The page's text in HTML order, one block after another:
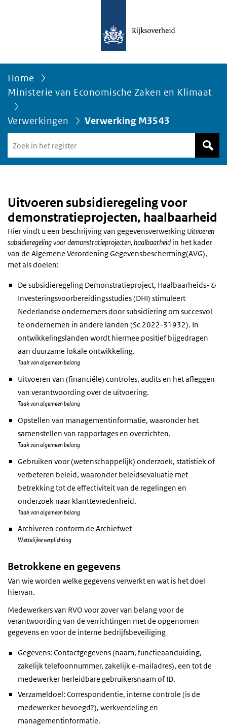
Home
Ministerie van Economische Zaken en Klimaat
Verwerkingen Verwerking M3543
in
het
Uitvoeren subsidieregeling voor
demonstratieprojecten, haalbaarheid
Hier vindt u een beschrijving van gegevensverwerking Uitvoeren
subsidieregeling voor demonstratieprojecten, haalbaarheid in het kader
van de Algemene Verordening Gegevensbescherming(AVG),
met als doelen:
De subsidieregeling Demonstratieproject, Haalbaarheids- &
Investeringsvoorbereidingsstudies (DHI) stimuleert
Nederlandse ondernemers door subsidiering om succesvol
te ondernemen in andere landen (Sc 2022-31932). In
ontwikkelingslanden wordt hiermee positief bijgedragen
aan duurzame lokale ontwikkeling.
Taak van algemeen belang
Uitvoeren van (financiële) controles, audits en het afleggen
van verantwoording over de uitvoering.
Taak van algemeen belang
Opstellen van managementinformatie, waaronder het
samenstellen van rapportages en overzichten.
Taak van algemeen belang
Gebruiken voor (wetenschappelijk) onderzoek, statistiek of
verbeteren beleid, waaronder beleidsevaluatie met
betrekking tot de effectiviteit van de regelingen en
onderzoek naar klanttevredenheid.
Taak van algemeen belang
Archiveren conform de Archiefwet
Wettelijke verplichting
Betrokkene en gegevens
Van wie worden welke gegevens verwerkt en wat is het doel
hiervan.
Medewerkers van RVO voor zover van belang voor de
verantwoording van de verrichtingen met de opgenomen
gegevens en voor de interne bedrijfsbeveiliging
Gegevens: Contactgegevens (naam, functieaanduiding,
zakelijk telefoonnummer, zakelijk e-mailadres), een tot de
medewerker herleidbare gebruikersnaam of ID.
Verzameldoel: Correspondentie, interne controle (is de
medewerker bevoegd?), werkverdeling en
managementinformatie.